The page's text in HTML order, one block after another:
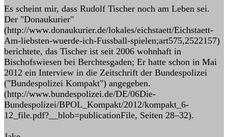
Es scheint mir, dass Rudolf Tischer noch am Leben sei.
Der "Donaukurier"
(http://www.donaukurier.de/lokales/eichstaett/Eichstaett-
Am-liebsten-wuerde-ich-Fussball-spielen;art575,2522157)
berichtete, das Tischer ist seit 2006 wohnhaft in
Bischofswiesen bei Berchtesgaden; Er hatte schon in Mai
2012 ein Interview in die Zeitschrift der Bundespolizei
("Bundespolizei Kompakt") angegeben.
(http://www.bundespolizei.de/DE/06Die-
Bundespolizei/BPOL_Kompakt/2012/kompakt_6-
12_file.pdf?__blob=publicationFile, Seiten 28–32).